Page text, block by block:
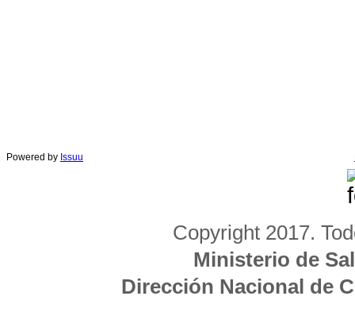
Powered by Issuu
Copyright 2017.
Ministerio de
Dirección Nacional de